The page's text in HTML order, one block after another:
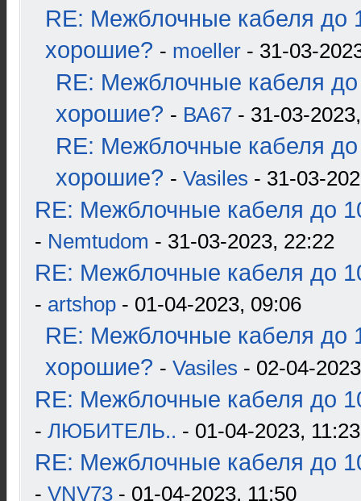
RE: Межблочные кабеля до
хорошие? - moeller - 31-03-
RE: Межблочные кабеля до
хорошие? - ВА67 - 31-03-
RE: Межблочные кабеля до
хорошие? - Vasiles - 31-03-
RE: Межблочные кабеля до
- Nemtudom - 31-03-2023, 22:22
RE: Межблочные кабеля до
- artshop - 01-04-2023, 09:06
RE: Межблочные кабеля до
хорошие? - Vasiles - 02-04-
RE: Межблочные кабеля до
- ЛЮБИТЕЛЬ.. - 01-04-2023, 11:23
RE: Межблочные кабеля до
- VNV73 - 01-04-2023, 11:50